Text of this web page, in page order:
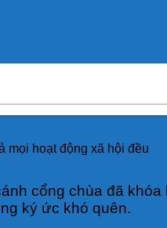
mọi hoạt động xã hội đều
cổng chùa đã
ký ức khó quên.